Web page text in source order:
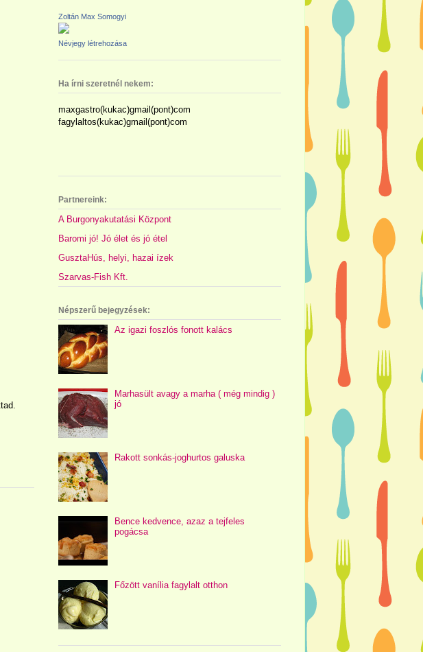
Zoltán Max Somogyi
Névjegy létrehozása
Ha írni szeretnél nekem:
maxgastro(kukac)gmail(pont)com
fagylaltos(kukac)gmail(pont)com
Partnereink:
A Burgonyakutatási Központ
Baromi jó! Jó élet és jó étel
GusztaHús, helyi, hazai ízek
Szarvas-Fish Kft.
Népszerű bejegyzések:
Az igazi foszlós fonott kalács
Marhasült avagy a marha ( még mindig )
jó
Rakott sonkás-joghurtos galuska
Bence kedvence, azaz a tejfeles
pogácsa
Főzött vanília fagylalt otthon